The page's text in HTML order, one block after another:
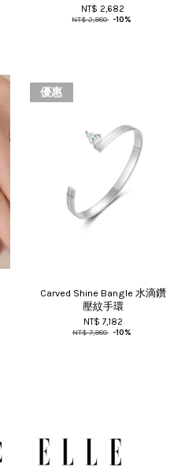
NT$ 2,682
NT$ 2,980 -10%
優惠
Carved Shine Bangle 水滴鑽
壓紋手環
NT$ 7,182
NT$ 7,980 -10%